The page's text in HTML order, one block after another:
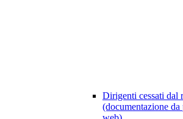
Dirigenti cessati dal
(documentazione